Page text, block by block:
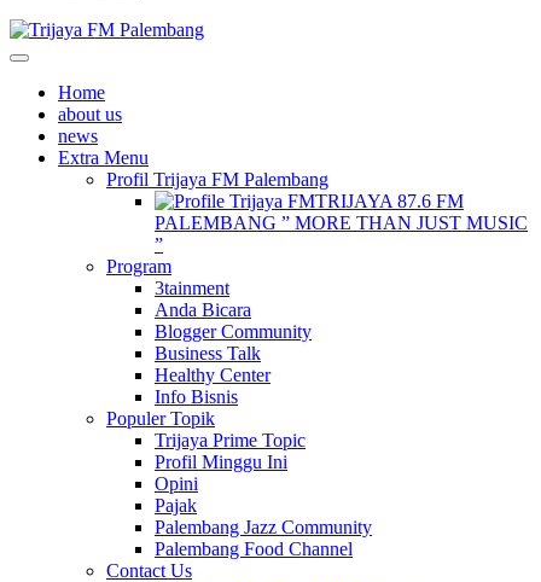
Home
about us
news
Extra Menu
Profil Trijaya FM Palembang
TRIJAYA 87.6 FM
PALEMBANG ” MORE THAN JUST MUSIC
”
Program
3tainment
Anda Bicara
Blogger Community
Business Talk
Healthy Center
Info Bisnis
Populer Topik
Trijaya Prime Topic
Profil Minggu Ini
Opini
Pajak
Palembang Jazz Community
Palembang Food Channel
Contact Us